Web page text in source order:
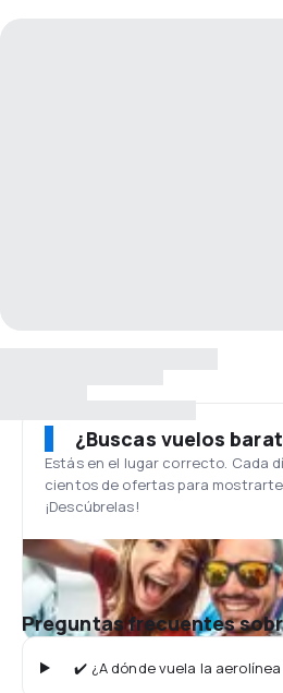
¿Buscas vuelos
Estás en el lugar correcto. Cada
cientos de ofertas para
¡Descúbrelas!
Preguntas frecuentes
✔️ ¿A dónde vuela la aerolínea